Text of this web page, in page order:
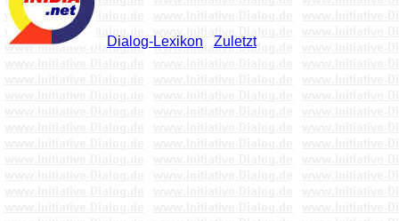
Dialog-Lexikon Zuletzt